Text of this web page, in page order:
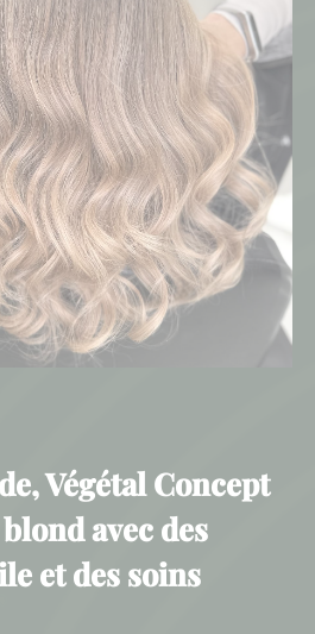
Végétal Concept
avec des
et des soins